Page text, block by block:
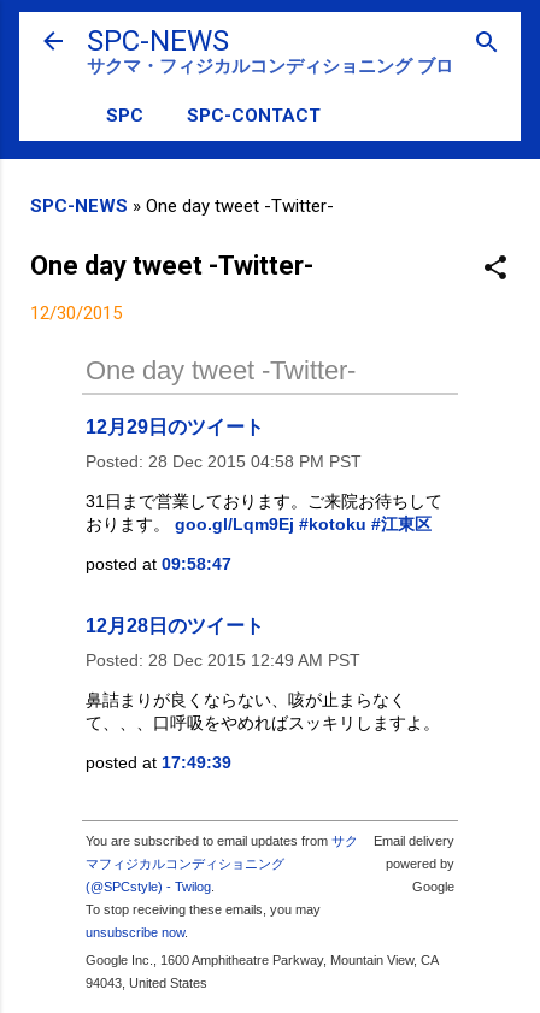
スキップしてメイン コンテンツに移動
SPC-NEWS
サクマ・フィジカルコンディショニング ブログ
SPC SPC-CONTACT
SPC-NEWS » One day tweet -Twitter-
One day tweet -Twitter-
12/30/2015
One day tweet -Twitter-
12月29日のツイート
Posted: 28 Dec 2015 04:58 PM PST
31日まで営業しております。ご来院お待ちして
おります。 goo.gl/Lqm9Ej #kotoku #江東区
posted at 09:58:47
12月28日のツイート
Posted: 28 Dec 2015 12:49 AM PST
鼻詰まりが良くならない、咳が止まらなく
て、、、口呼吸をやめればスッキリしますよ。
posted at 17:49:39
You are subscribed to email updates from サク
マフィジカルコンディショニング
(@SPCstyle) - Twilog
To stop receiving these emails, you may
unsubscribe now.
Email delivery
powered by
Google
Google Inc., 1600 Amphitheatre Parkway, Mountain View, CA
94043, United States